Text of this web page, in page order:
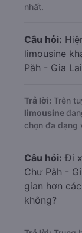
nhất.
Câu hỏi:
limousine
Păh - Gia
Trả lời: Trên
limousine
chọn đa dạng
Câu hỏi: Đi
Chư Păh -
gian hơn
không?